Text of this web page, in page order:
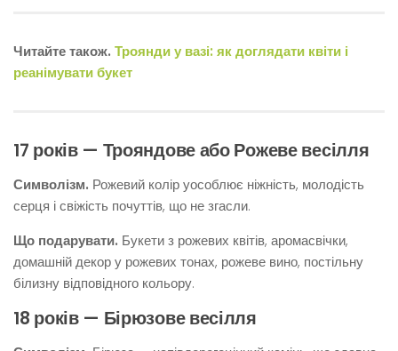
Читайте також. Троянди у вазі: як доглядати квіти і
реанімувати букет
17 років — Трояндове або Рожеве весілля
Символізм. Рожевий колір уособлює ніжність, молодість
серця і свіжість почуттів, що не згасли.
Що подарувати. Букети з рожевих квітів, аромасвічки,
домашній декор у рожевих тонах, рожеве вино, постільну
білизну відповідного кольору.
18 років — Бірюзове весілля